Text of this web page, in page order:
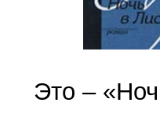
Это –